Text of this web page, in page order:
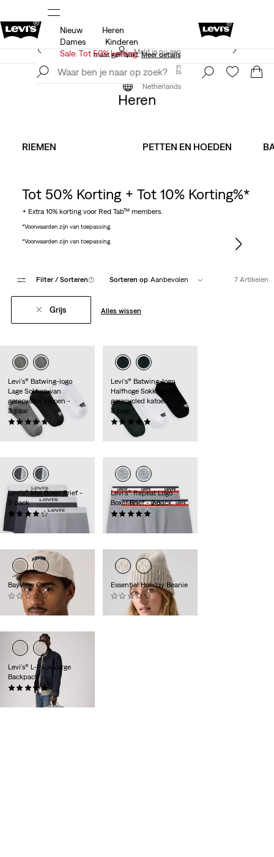
Sale: tot 50% + extra 10% korting*Meer details
Meld je nu aan
Netherlands
Nieuw
Heren
Dames
Kinderen
Sale: Tot 50% korting
Levi's App. Het beste van Levi’s®, speciaal voor jou op
maat gemaakt.Meer details
Meld je nu aan
Netherlands
Accessoires
Heren
RIEMEN PETTEN EN HOEDEN
Tot 50% Korting + Tot 10% Korting%*
+ Extra 10% korting voor Red Tab™ members.
*Voorwaarden zijn van toepassing.
*Voorwaarden zijn van toepassing.
Filter / Sorteren(1) Sorteren op Aanbevolen 7 Artikelen
Grijs Alles wissen
Levi's® Batwing-logo
Lage Sokken van
gerecycled katoen -
3 paar
€ 9,95
Levi's® Batwing-logo
Halfhoge Sokken van
gerecycled katoen -
3 paar
€ 9,95
Levi's® Mel Boxer Brief -
3 pack
(7)
€ 36,95
Levi's® Repeat Logo
Boxer Brief - 2 pack
Bayview Cap
(0)
€ 29,95
Essential Holiday Beanie
(0)
€ 29,95
Levi's® L-Pack Large
Backpack
(1)